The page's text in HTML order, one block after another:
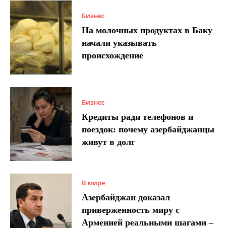
Бизнес
На молочных продуктах в Баку
начали указывать
происхождение
Бизнес
Кредиты ради телефонов и
поездок: почему азербайджанцы
живут в долг
В мире
Азербайджан доказал
приверженность миру с
Арменией реальными шагами –